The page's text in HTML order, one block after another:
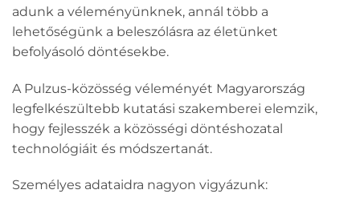
adunk a véleményünknek, annál több a
lehetőségünk a beleszólásra az életünket
befolyásoló döntésekbe.
A Pulzus-közösség véleményét Magyarország
legfelkészültebb kutatási szakemberei elemzik,
hogy fejlesszék a közösségi döntéshozatal
technológiáit és módszertanát.
Személyes adataidra nagyon vigyázunk: